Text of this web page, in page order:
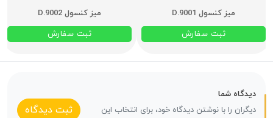
میز کنسول D.9001
ثبت سفارش
میز کنسول D.9002
ثبت سفارش
دیدگاه شما
دیگران را با نوشتن دیدگاه خود، برای انتخاب این
ثبت دیدگاه